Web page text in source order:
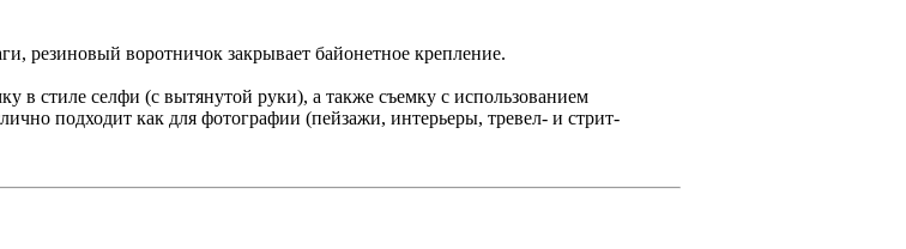
резиновый воротничок закрывает байонетное крепление.
в стиле селфи (с вытянутой руки), а также съемку с использованием
подходит как для фотографии (пейзажи, интерьеры, тревел- и стрит-